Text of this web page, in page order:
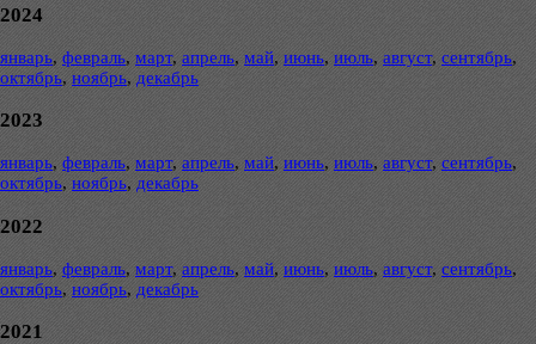
2024
январь, февраль, март, апрель, май, июнь, июль, август, сентябрь,
октябрь, ноябрь, декабрь
2023
январь, февраль, март, апрель, май, июнь, июль, август, сентябрь,
октябрь, ноябрь, декабрь
2022
январь, февраль, март, апрель, май, июнь, июль, август, сентябрь,
октябрь, ноябрь, декабрь
2021